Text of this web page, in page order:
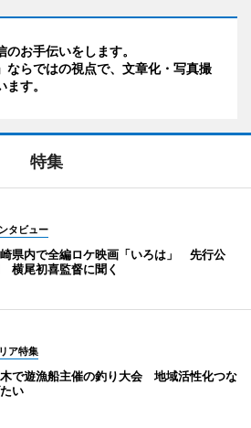
のお手伝いをします。
ならではの視点で、文章化・写真撮
す。
特集
タビュー
県内で全編ロケ映画「いろは」 先行公
横尾初喜監督に聞く
ア特集
で遊漁船主催の釣り大会 地域活性化つな
い